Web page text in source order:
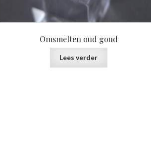
Omsmelten oud goud
Lees verder